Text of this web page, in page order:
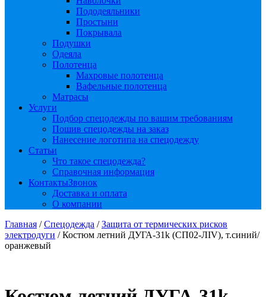
Пододеяльники
Простыни
Покрывала
Подушки
Одеяла
Полотенца
Махровые полотенца
Вафельные полотенца
Матрасы
Услуги
Подбор спецодежды по вашим требованиям
Пошив спецодежды на заказ
Нанесение логотипа на спецодежду
Статьи
Что такое спецодежда?
Справочная информация
КонтактыЗвонок
Доставка и оплата
О компании
Главная /Спецодежда /Защита от термических рисков
электродуги / Костюм летний ДУГА-31k (СП02-ЛIV), т.синий/
оранжевый